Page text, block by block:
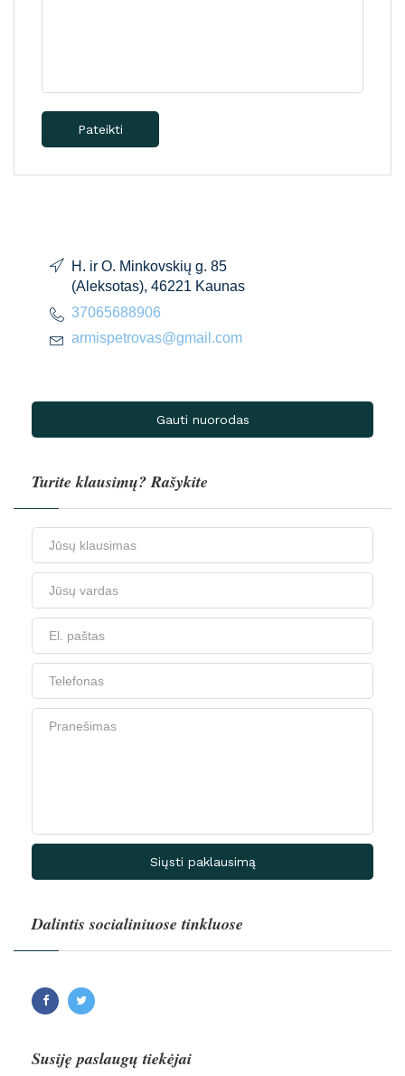
Pateikti
H. ir O. Minkovskių g. 85
(Aleksotas), 46221 Kaunas
37065688906
armispetrovas@gmail.com
Gauti nuorodas
Turite klausimų? Rašykite
Siųsti paklausimą
Dalintis socialiniuose tinkluose
Susiję paslaugų tiekėjai